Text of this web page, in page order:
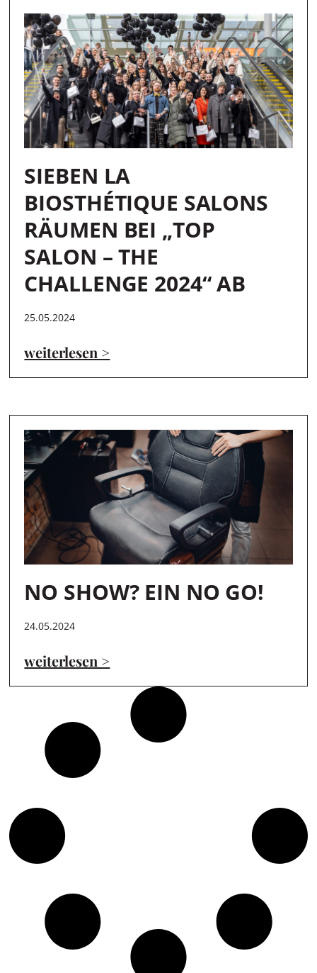
SIEBEN LA
BIOSTHÉTIQUE SALONS
RÄUMEN BEI „TOP
SALON – THE
CHALLENGE 2024“ AB
25.05.2024
weiterlesen >
NO SHOW? EIN NO GO!
24.05.2024
weiterlesen >